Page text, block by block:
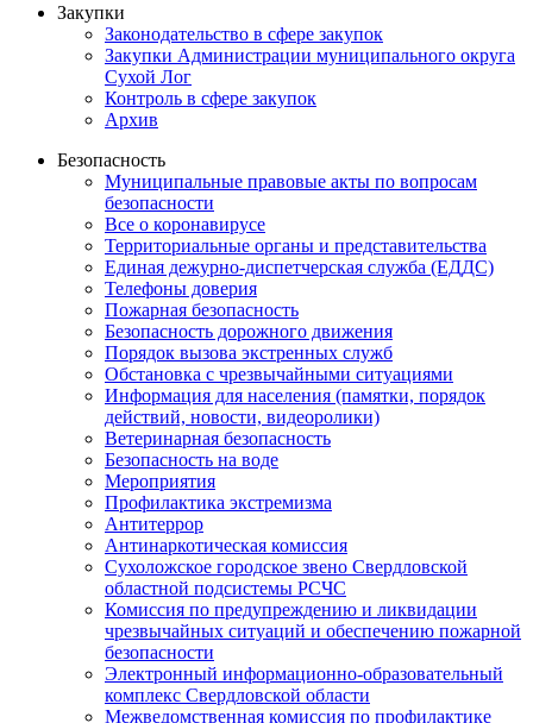
Закупки
Законодательство в сфере закупок
Закупки Администрации муниципального округа
Сухой Лог
Контроль в сфере закупок
Архив
Безопасность
Муниципальные правовые акты по вопросам
безопасности
Все о коронавирусе
Территориальные органы и представительства
Единая дежурно-диспетчерская служба (ЕДДС)
Телефоны доверия
Пожарная безопасность
Безопасность дорожного движения
Порядок вызова экстренных служб
Обстановка с чрезвычайными ситуациями
Информация для населения (памятки, порядок
действий, новости, видеоролики)
Ветеринарная безопасность
Безопасность на воде
Мероприятия
Профилактика экстремизма
Антитеррор
Антинаркотическая комиссия
Сухоложское городское звено Свердловской
областной подсистемы РСЧС
Комиссия по предупреждению и ликвидации
чрезвычайных ситуаций и обеспечению пожарной
безопасности
Электронный информационно-образовательный
комплекс Cвердловской области
Межведомственная комиссия по профилактике